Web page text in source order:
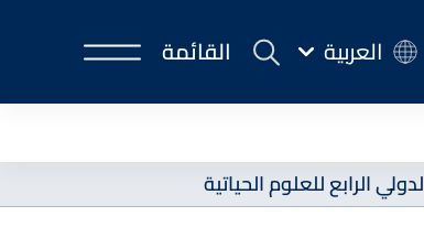
العربية القائمة
الرابع للعلوم الحياتية